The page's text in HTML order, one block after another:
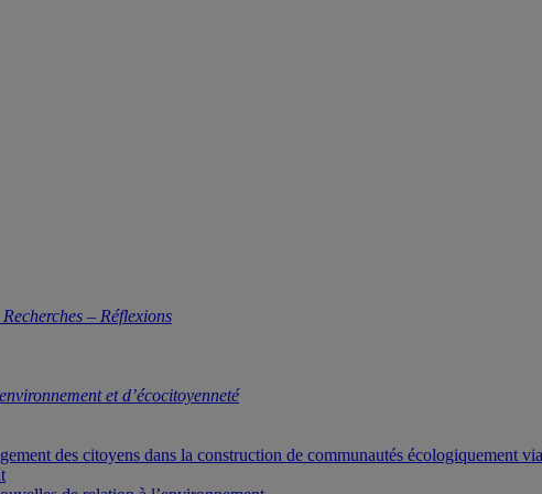
– Réflexions
et d’écocitoyenneté
des citoyens dans la construction de communautés écologiquement